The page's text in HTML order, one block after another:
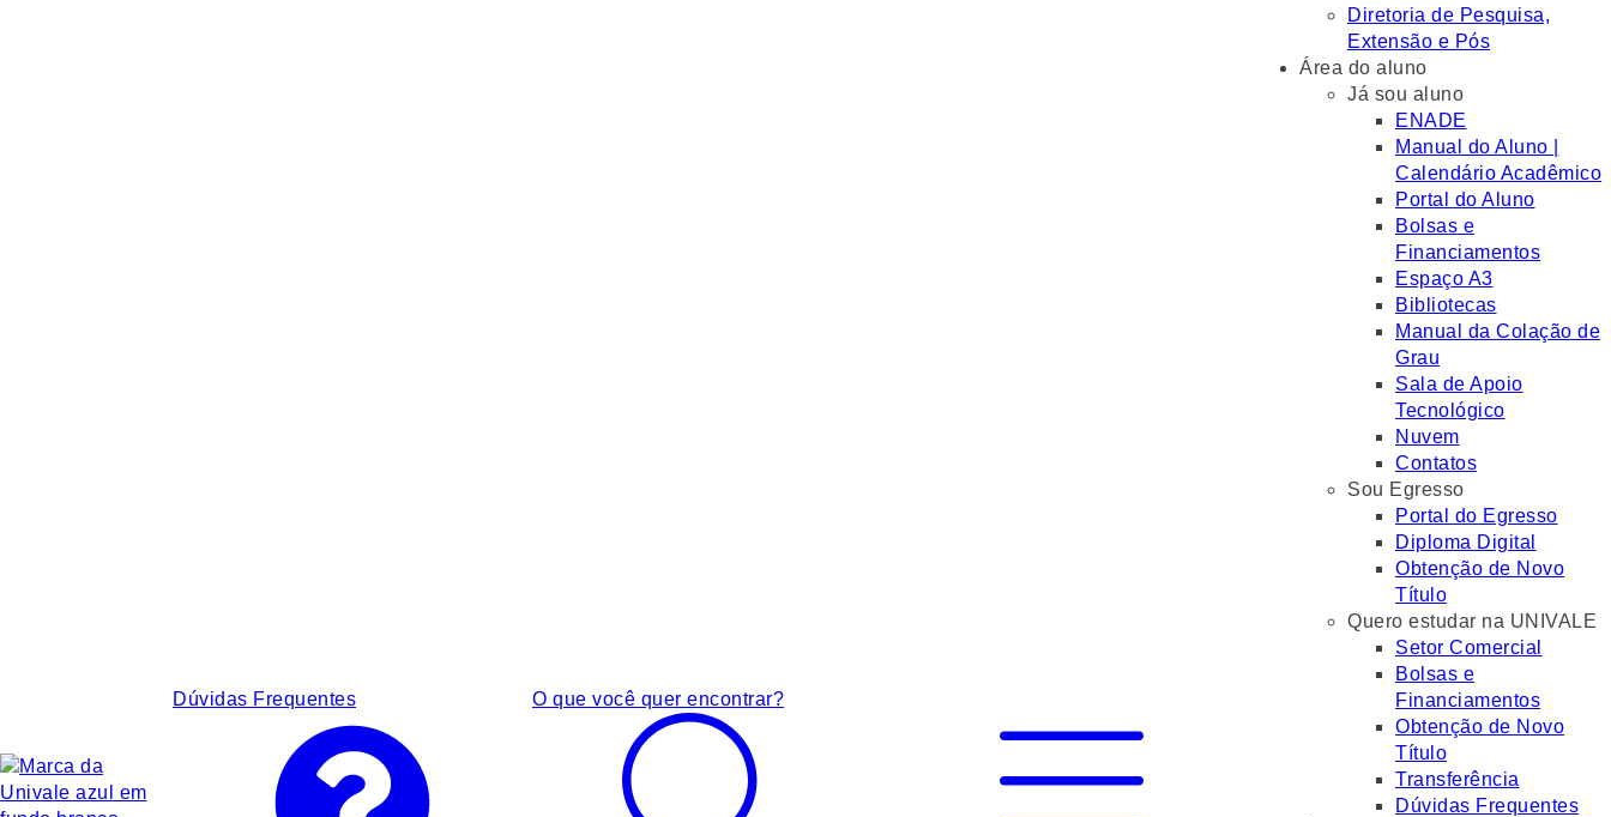
Dúvidas Frequentes O que você quer encontrar?
Diretoria de Pesquisa,
Extensão e Pós
Área do aluno
Já sou aluno
ENADE
Manual do Aluno |
Calendário Acadêmico
Portal do Aluno
Bolsas e
Financiamentos
Espaço A3
Bibliotecas
Manual da Colação de
Grau
Sala de Apoio
Tecnológico
Nuvem
Contatos
Sou Egresso
Portal do Egresso
Diploma Digital
Obtenção de Novo
Título
Quero estudar na UNIVALE
Setor Comercial
Bolsas e
Financiamentos
Obtenção de Novo
Título
Transferência
Dúvidas Frequentes